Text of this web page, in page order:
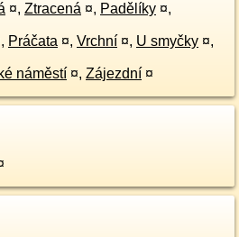
¤, Ztracená ¤, Padělíky ¤,
, Práčata ¤, Vrchní ¤, U smyčky ¤,
náměstí ¤, Zájezdní ¤